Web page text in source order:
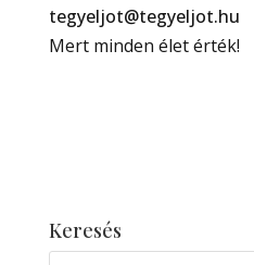
tegyeljot@tegyeljot.hu
Mert minden élet érték!
Keresés